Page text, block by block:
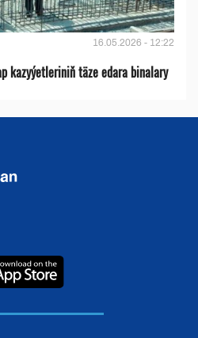
16.05.2026 - 12:22
kazyýetleriniň täze edara binalary